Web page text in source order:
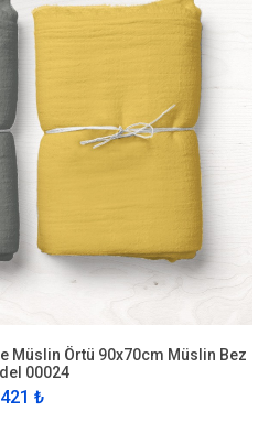
Müslin Örtü 90x70cm Müslin Bez
00024
421 ₺